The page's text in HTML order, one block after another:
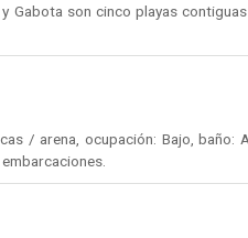
Gabota son cinco playas
/ arena, ocupación: Bajo, baño: